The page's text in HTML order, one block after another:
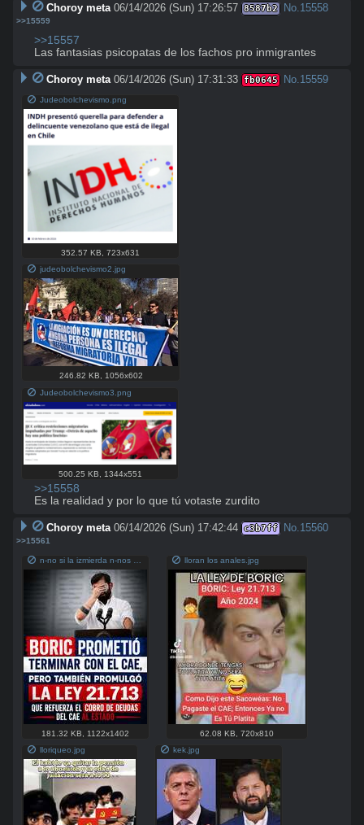
Choroy meta 06/14/2026 (Sun) 17:26:57 8587b2 No. 15558
>>15559
>>15557
Las fantasias psicopatas de los fachos pro inmigrantes
Choroy meta 06/14/2026 (Sun) 17:31:33 fb0645 No. 15559
Judeobolchevismo.png
352.57 KB ,723x631
judeobolchevismo2.jpg
246.82 KB, 1056x602
Judeobolchevismo3.png
500.25 KB 1344x551
>>15558
Es la realidad y por lo que tú votaste zurdito
Choroy meta 06/14/2026 (Sun) 17:42:44 c3b7ff No. 15560
>>15561
181.32 KB 1122x1402
lloran los anales.jpg
62.08 KB
720x810
lloriqueo.jpg
kek.jpg